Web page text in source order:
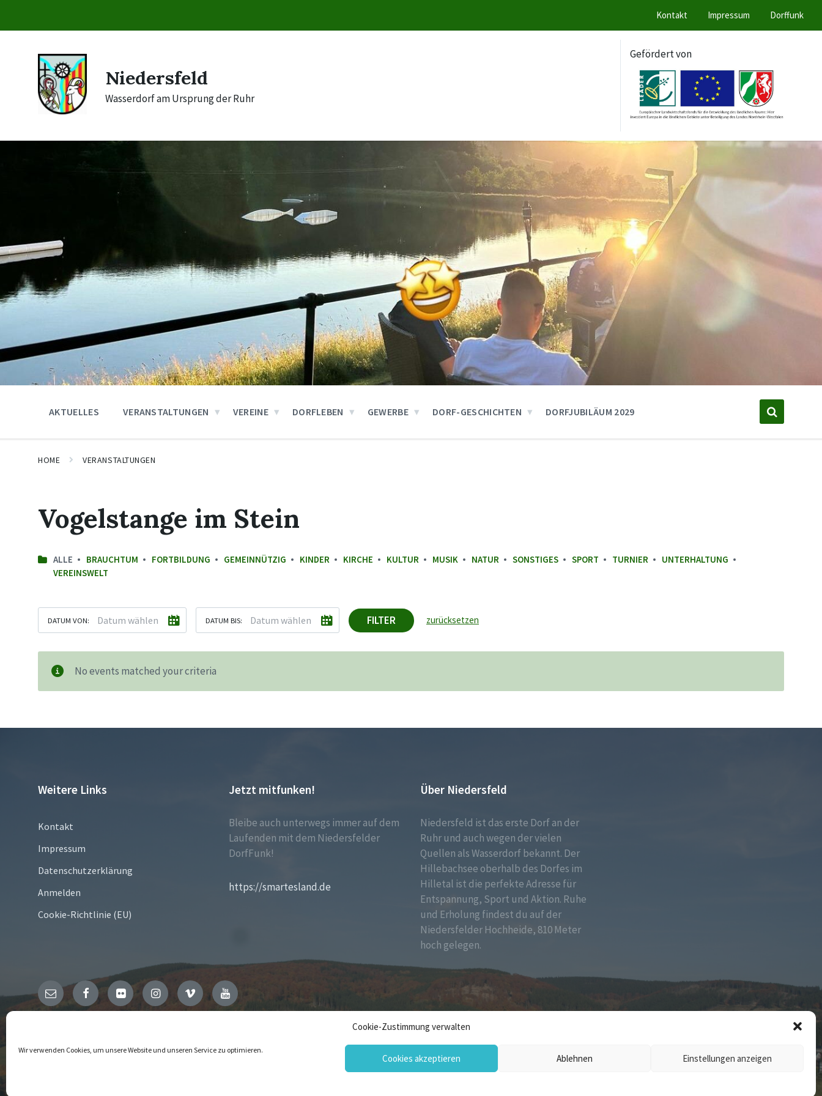
Cookie-Zustimmung verwalten
Wir verwenden Cookies, um unsere Website und unseren Service zu optimieren.
Cookies akzeptieren Ablehnen Einstellungen anzeigen
content
main
footer
Kontakt Impressum Dorffunk
Niedersfeld
Wasserdorf am Ursprung der Ruhr
Gefördert von
AKTUELLES VERANSTALTUNGEN VEREINE DORFLEBEN GEWERBE DORF-GESCHICHTEN DORFJUBILÄUM 2029
HOME VERANSTALTUNGEN
Vogelstange im Stein
ALLE BRAUCHTUM FORTBILDUNG GEMEINNÜTZIG KINDER KIRCHE KULTUR MUSIK NATUR SONSTIGES SPORT TURNIER
UNTERHALTUNG
VEREINSWELT
DATUM VON: DATUM BIS: FILTER zurücksetzen
No events matched your criteria
Weitere Links
Kontakt
Impressum
Datenschutzerklärung
Anmelden
Cookie-Richtlinie (EU)
Jetzt mitfunken!
Bleibe auch unterwegs immer auf dem
Laufenden mit dem Niedersfelder
DorfFunk!
https://smartesland.de
Über Niedersfeld
Niedersfeld ist das erste Dorf an der
Ruhr und auch wegen der vielen
Quellen als Wasserdorf bekannt. Der
Hillebachsee oberhalb des Dorfes im
Hilletal ist die perfekte Adresse für
Entspannung, Sport und Aktion. Ruhe
und Erholung findest du auf der
Niedersfelder Hochheide, 810 Meter
hoch gelegen.
Email FacebookFlickr InstagramVimeo YouTube